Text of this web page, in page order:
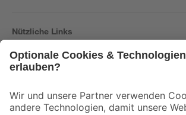
Nützliche Links
Der toom Newsletter: Keine Angebote und Aktionen